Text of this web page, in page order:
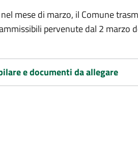
mese di marzo, il Comune
pervenute dal 2 marzo
e documenti da allegare